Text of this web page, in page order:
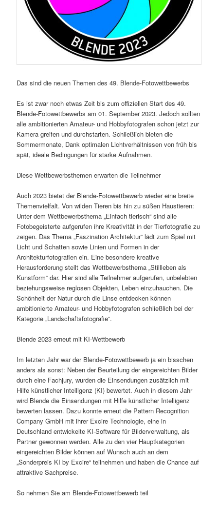
Das sind die neuen Themen des 49. Blende-Fotowettbewerbs
Es ist zwar noch etwas Zeit bis zum offiziellen Start des 49.
Blende-Fotowettbewerbs am 01. September 2023. Jedoch sollten
alle ambitionierten Amateur- und Hobbyfotografen schon jetzt zur
Kamera greifen und durchstarten. Schließlich bieten die
Sommermonate, Dank optimalen Lichtverhältnissen von früh bis
spät, ideale Bedingungen für starke Aufnahmen.
Diese Wettbewerbsthemen erwarten die Teilnehmer
Auch 2023 bietet der Blende-Fotowettbewerb wieder eine breite
Themenvielfalt. Von wilden Tieren bis hin zu süßen Haustieren:
Unter dem Wettbewerbsthema „Einfach tierisch“ sind alle
Fotobegeisterte aufgerufen ihre Kreativität in der Tierfotografie zu
zeigen. Das Thema „Faszination Architektur“ lädt zum Spiel mit
Licht und Schatten sowie Linien und Formen in der
Architekturfotografien ein. Eine besondere kreative
Herausforderung stellt das Wettbewerbsthema „Stillleben als
Kunstform“ dar. Hier sind alle Teilnehmer aufgerufen, unbelebten
beziehungsweise reglosen Objekten, Leben einzuhauchen. Die
Schönheit der Natur durch die Linse entdecken können
ambitionierte Amateur- und Hobbyfotografen schließlich bei der
Kategorie „Landschaftsfotografie“.
Blende 2023 erneut mit KI-Wettbewerb
Im letzten Jahr war der Blende-Fotowettbewerb ja ein bisschen
anders als sonst: Neben der Beurteilung der eingereichten Bilder
durch eine Fachjury, wurden die Einsendungen zusätzlich mit
Hilfe künstlicher Intelligenz (KI) bewertet. Auch in diesem Jahr
wird Blende die Einsendungen mit Hilfe künstlicher Intelligenz
bewerten lassen. Dazu konnte erneut die Pattern Recognition
Company GmbH mit ihrer Excire Technologie, eine in
Deutschland entwickelte KI-Software für Bilderverwaltung, als
Partner gewonnen werden. Alle zu den vier Hauptkategorien
eingereichten Bilder können auf Wunsch auch an dem
„Sonderpreis KI by Excire“ teilnehmen und haben die Chance auf
attraktive Sachpreise.
So nehmen Sie am Blende-Fotowettbewerb teil